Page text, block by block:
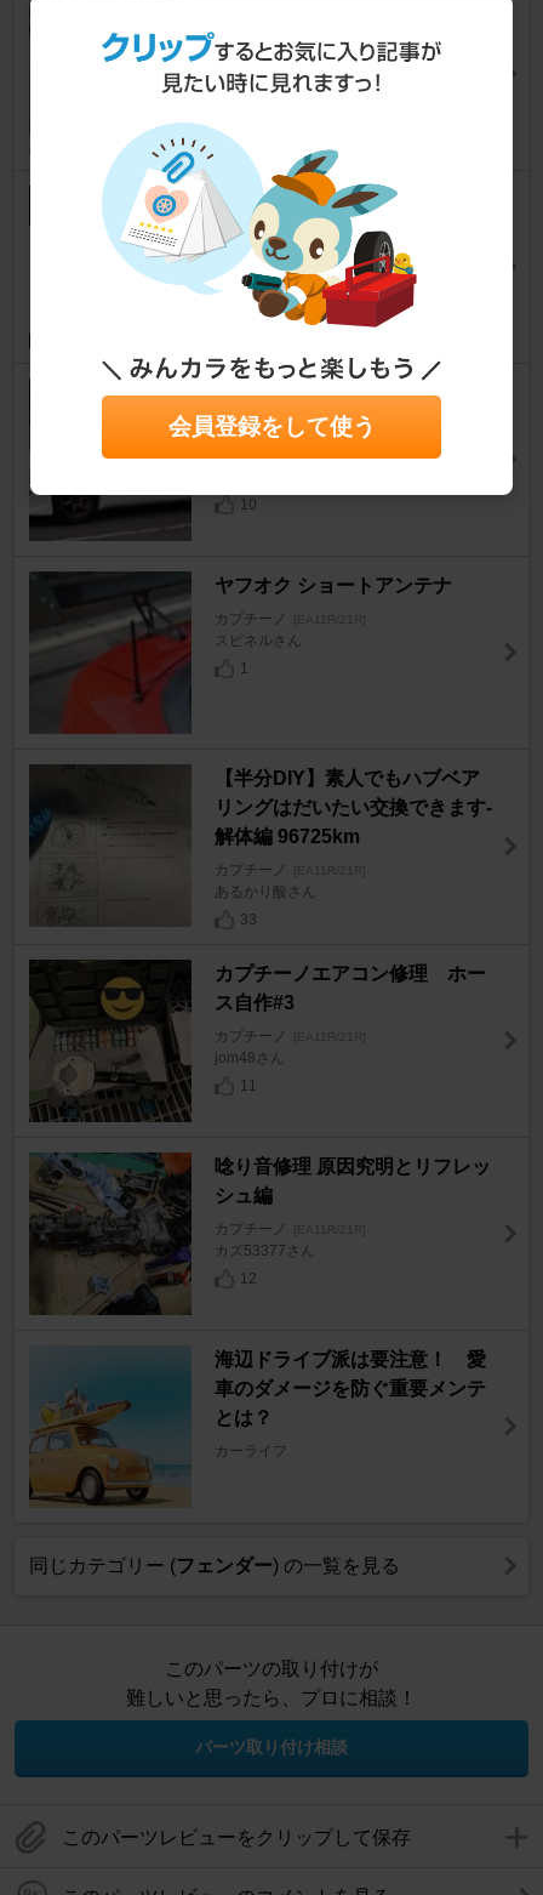
カプチーノ [EA11R/21R]
はっしー@SEEDさん
18
FUJITSUBO POWER Getter
カプチーノ [EA11R/21R]
Hyroさん
5
RAYS VOLK RACING TE37 S
ONIC
10
ヤフオク ショートアンテナ
カプチーノ [EA11R/21R]
スピネルさん
1
【半分DIY】素人でもハブベア
リングはだいたい交換できます-
解体編 96725km
カプチーノ [EA11R/21R]
あるかり酸さん
33
カプチーノエアコン修理 ホー
ス自作#3
カプチーノ [EA11R/21R]
jom48さん
11
唸り音修理 原因究明とリフレッ
シュ編
カプチーノ [EA11R/21R]
カズ53377さん
12
海辺ドライブ派は要注意！ 愛
車のダメージを防ぐ重要メンテ
とは？
カーライフ
同じカテゴリー (フェンダー) の一覧を見る
このパーツの取り付けが
難しいと思ったら、プロに相談！
パーツ取り付け相談
このパーツレビューをクリップして保存
会員登録をして使う